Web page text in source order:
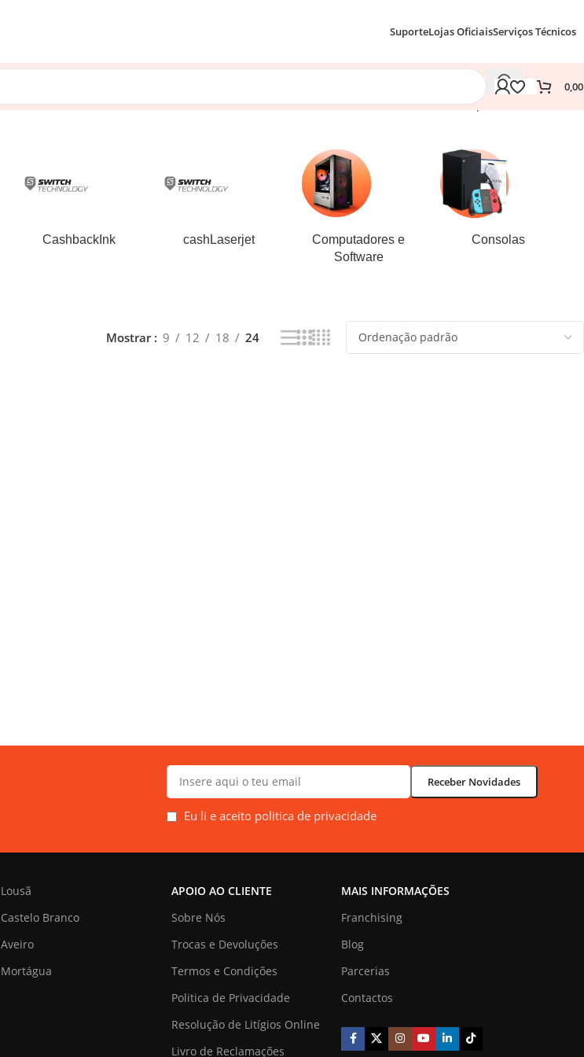
SuporteLojas OficiaisServiços Técnicos
Apenas um resultado
CashbackInk cashLaserjet
Computadores e
Software
Consolas
Mostrar 9 12 18 24
Eu li e aceito politica de privacidade
Lousã
Castelo Branco
Aveiro
Mortágua
APOIO AO CLIENTE
Sobre Nós
Trocas e Devoluções
Termos e Condições
Politica de Privacidade
Resolução de Litígios Online
Livro de Reclamações
MAIS INFORMAÇÕES
Franchising
Blog
Parcerias
Contactos